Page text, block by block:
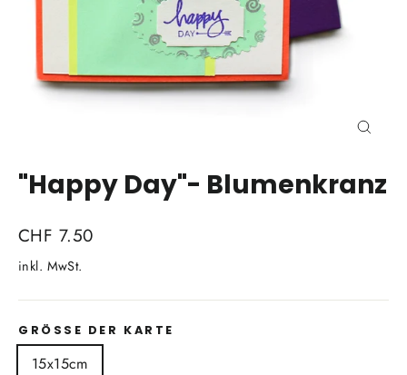
"Happy Day"- Blumenkranz
Normaler
Preis
CHF 7.50
inkl. MwSt.
GRÖSSE DER KARTE
15x15cm